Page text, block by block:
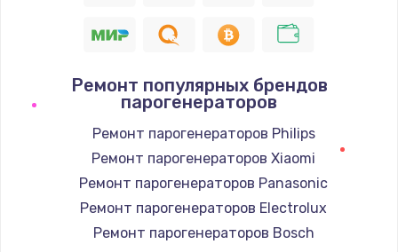
Ремонт популярных брендов
парогенераторов
Ремонт парогенераторов Philips
Ремонт парогенераторов Xiaomi
Ремонт парогенераторов Panasonic
Ремонт парогенераторов Electrolux
Ремонт парогенераторов Bosch